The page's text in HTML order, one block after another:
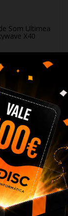
Som Ultimea
X40
€
+ Adicionar
Inteligente
UBPet C20